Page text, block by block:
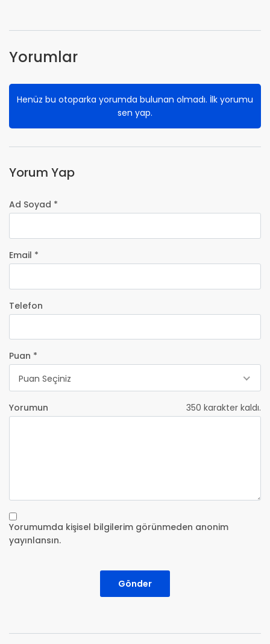
Yorumlar
Henüz bu otoparka yorumda bulunan olmadı. İlk yorumu
sen yap.
Yorum Yap
Ad Soyad *
Email *
Telefon
Puan *
Puan Seçiniz
Yorumun 350 karakter kaldı.
Yorumumda kişisel bilgilerim görünmeden anonim
yayınlansın.
Gönder